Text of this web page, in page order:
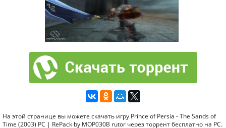
На этой странице вы можете скачать игру Prince of Persia - The Sands of
Time (2003) PC | RePack by MOP030B rutor через торрент бесплатно на PC.